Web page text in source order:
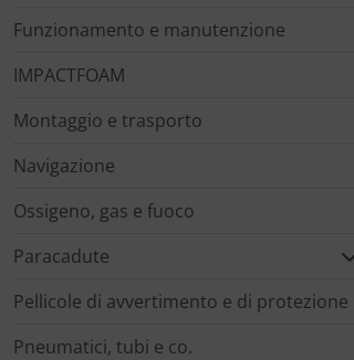
Funzionamento e manutenzione
IMPACTFOAM
Montaggio e trasporto
Navigazione
Ossigeno, gas e fuoco
Paracadute
Pellicole di avvertimento e di protezione
Pneumatici, tubi e co.
Rilassamento
Teglia Aviator
Vessilli decorativi